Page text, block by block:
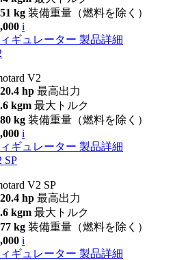
kg 装備重量（燃料を除く）
i
ギュレーター 製品詳細
V2
hp 最高出力
kgm 最大トルク
kg 装備重量（燃料を除く）
i
ギュレーター 製品詳細
SP
V2 SP
hp 最高出力
kgm 最大トルク
kg 装備重量（燃料を除く）
i
ギュレーター 製品詳細